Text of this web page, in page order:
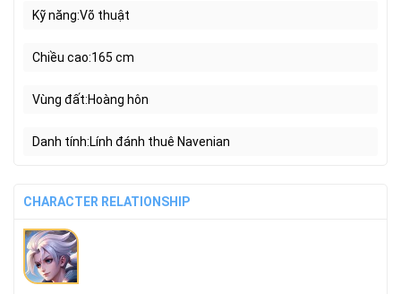
Kỹ năng Võ thuật
Chiều cao 165 cm
Vùng đất Hoàng hôn
Danh tính Lính đánh thuê Navenian
CHARACTER RELATIONSHIP